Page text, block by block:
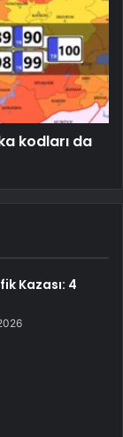
kodları da
Kazası: 4